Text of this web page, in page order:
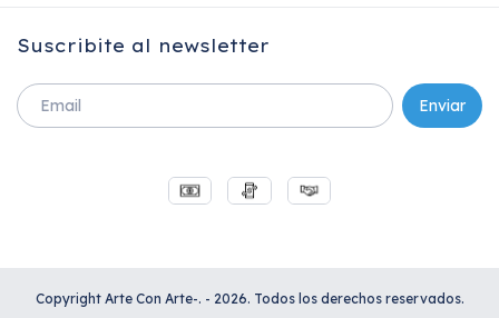
Suscribite al newsletter
Copyright Arte Con Arte-. - 2026. Todos los derechos reservados.